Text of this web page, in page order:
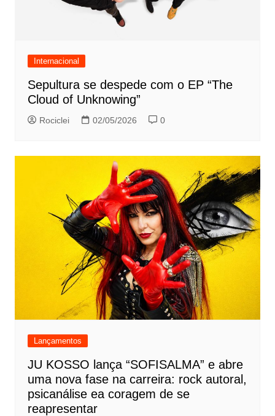
Internacional
Sepultura se despede com o EP “The
Cloud of Unknowing”
Rociclei 02/05/2026 0
Lançamentos
JU KOSSO lança “SOFISALMA” e abre
uma nova fase na carreira: rock autoral,
psicanálise ea coragem de se
reapresentar